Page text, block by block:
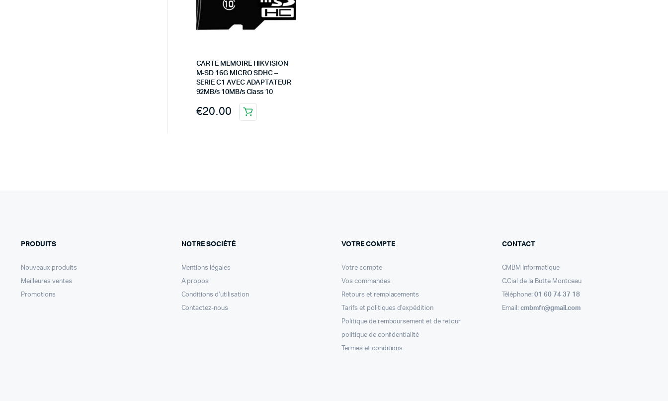
CARTE MEMOIRE HIKVISION
M-SD 16G MICRO SDHC –
SERIE C1 AVEC ADAPTATEUR
92MB/s 10MB/s Class 10
€20.00
PRODUITS
Nouveaux produits
Meilleures ventes
Promotions
NOTRE SOCIÉTÉ
Mentions légales
A propos
Conditions d’utilisation
Contactez-nous
VOTRE COMPTE
Votre compte
Vos commandes
Retours et remplacements
Tarifs et politiques d’expédition
Politique de remboursement et de retour
politique de confidentialité
Termes et conditions
CONTACT
CMBM Informatique
C.Cial de la Butte Montceau
Téléphone:01 60 74 37 18
Email:cmbmfr@gmail.com